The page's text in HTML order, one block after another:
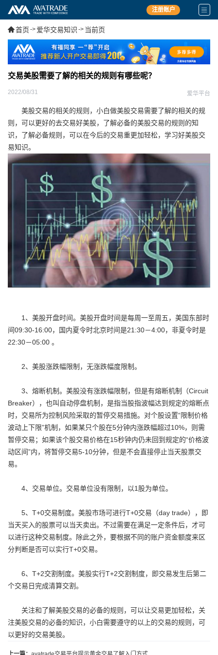
注册账户
首页 -> 爱华交易知识 -> 当前页
交易美股需要了解的相关的规则有哪些呢？
2022/08/31 爱华平台
美股交易的相关的规则，小白做美股交易需要了解的相关的规
则，可以更好的去交易好美股，了解必备的美股交易的规则的知
识，了解必备规则，可以在今后的交易重更加轻松，学习好美股交
易知识。
1、美股开盘时间。美股开盘时间是每周一至周五，美国东部时
间09:30-16:00，国内夏令时北京时间是21:30－4:00，非夏令时是
22:30－05:00 。
2、美股涨跌幅限制，无涨跌幅度限制。
3、熔断机制。美股没有涨跌幅限制，但是有熔断机制（Circuit
Breaker），也叫自动停盘机制，是指当股指波幅达到规定的熔断点
时，交易所为控制风险采取的暂停交易措施。对个股设置“限制价格
波动上下限”机制，如果某只个股在5分钟内涨跌幅超过10%，则需
暂停交易；如果该个股交易价格在15秒钟内仍未回到规定的“价格波
动区间”内，将暂停交易5-10分钟，但是不会直接停止当天股票交
易。
4、交易单位。交易单位没有限制，以1股为单位。
5、T+0交易制度。美股市场可进行T+0交易（day trade），即
当天买入的股票可以当天卖出。不过需要在满足一定条件后，才可
以进行这种交易制度。除此之外，要根据不同的账户资金额度来区
分判断是否可以实行T+0交易。
6、T+2交割制度。美股实行T+2交割制度，即交易发生后第二
个交易日完成清算交割。
关注和了解美股交易的必备的规则，可以让交易更加轻松，关
注美股交易的必备的知识，小白需要遵守的以上的交易的规则，可
以更好的交易美股。